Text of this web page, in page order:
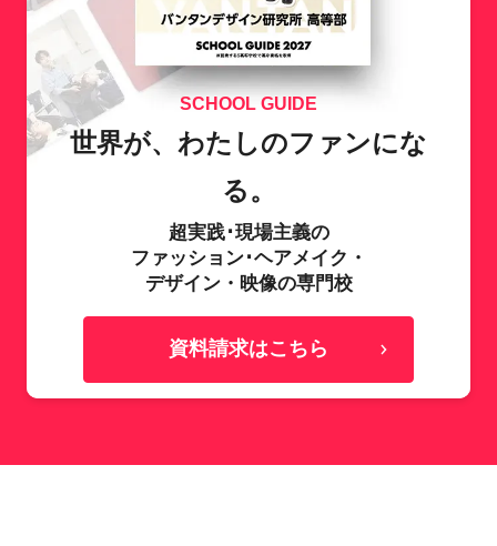
SCHOOL GUIDE
世界が、わたしのファンにな
る。
超実践･現場主義の
ファッション･ヘアメイク・
デザイン・映像の専門校
資料請求はこちら